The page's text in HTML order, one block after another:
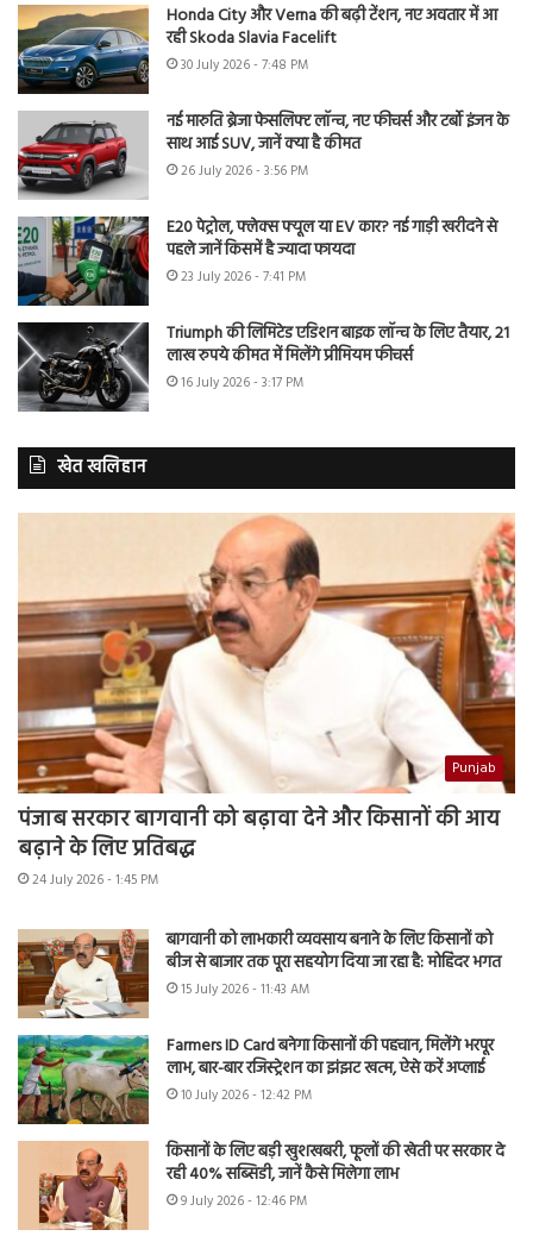
Honda City और Verna की बढ़ी टेंशन, नए अवतार में आ
रही Skoda Slavia Facelift
30 July 2026 - 7:48 PM
नई मारुति ब्रेजा फेसलिफ्ट लॉन्च, नए फीचर्स और टर्बो इंजन के
साथ आई SUV, जानें क्या है कीमत
26 July 2026 - 3:56 PM
E20 पेट्रोल, फ्लेक्स फ्यूल या EV कार? नई गाड़ी खरीदने से
पहले जानें किसमें है ज्यादा फायदा
23 July 2026 - 7:41 PM
Triumph की लिमिटेड एडिशन बाइक लॉन्च के लिए तैयार, 21
लाख रुपये कीमत में मिलेंगे प्रीमियम फीचर्स
16 July 2026 - 3:17 PM
खेत खलिहान
Punjab
पंजाब सरकार बागवानी को बढ़ावा देने और किसानों की आय
बढ़ाने के लिए प्रतिबद्ध
24 July 2026 - 1:45 PM
बागवानी को लाभकारी व्यवसाय बनाने के लिए किसानों को
बीज से बाजार तक पूरा सहयोग दिया जा रहा है: मोहिंदर भगत
15 July 2026 - 11:43 AM
Farmers ID Card बनेगा किसानों की पहचान, मिलेंगे भरपूर
लाभ, बार-बार रजिस्ट्रेशन का झंझट खत्म, ऐसे करें अप्लाई
10 July 2026 - 12:42 PM
किसानों के लिए बड़ी खुशखबरी, फूलों की खेती पर सरकार दे
रही 40% सब्सिडी, जानें कैसे मिलेगा लाभ
9 July 2026 - 12:46 PM